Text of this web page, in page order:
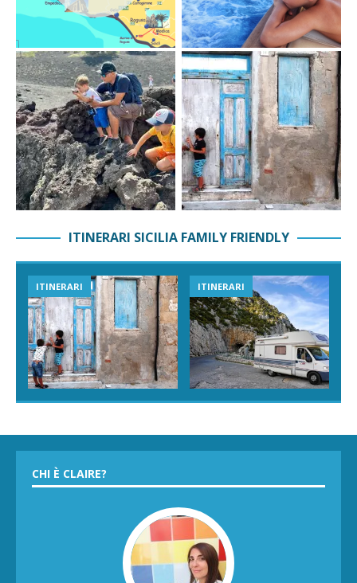
ITINERARI SICILIA FAMILY FRIENDLY
VIAGGI IN SICILIA ESPERIENZE IN SICILIA
CHI È CLAIRE?